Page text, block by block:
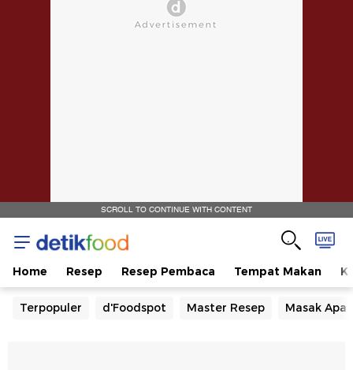
SCROLL TO CONTINUE WITH CONTENT
Home Resep Resep Pembaca Tempat Makan
Terpopuler d'Foodspot Master Resep Masak Apa